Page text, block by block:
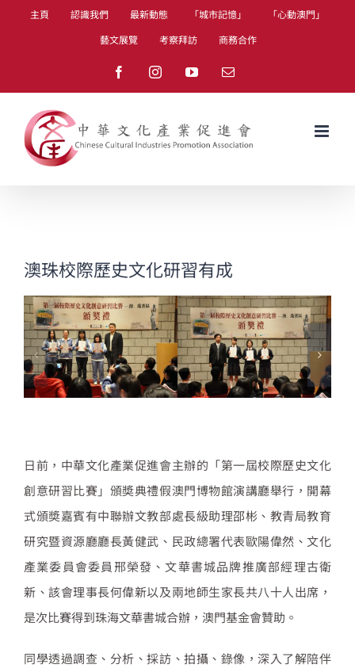
主頁 認識我們 最新動態 「城市記憶」
「心動澳門」
藝文展覽
考察拜訪 商務合作
FacebookInstagramYouTubeEmail
澳珠校際歷史文化研習有成
日前，中華文化產業促進會主辦的「第一屆校際歷史文化
創意研習比賽」頒奬典禮假澳門博物館演講廳舉行，開幕
式頒奬嘉賓有中聯辦文教部處長級助理邵彬、教青局教育
研究暨資源廳廳長黃健武、民政總署代表歐陽偉然、文化
產業委員會委員邢榮發、文華書城品牌推廣部經理古衛
新、該會理事長何偉新以及兩地師生家長共八十人出席，
是次比賽得到珠海文華書城合辦，澳門基金會贊助。
同學透過調查、分析、採訪、拍攝、錄像，深入了解陪伴